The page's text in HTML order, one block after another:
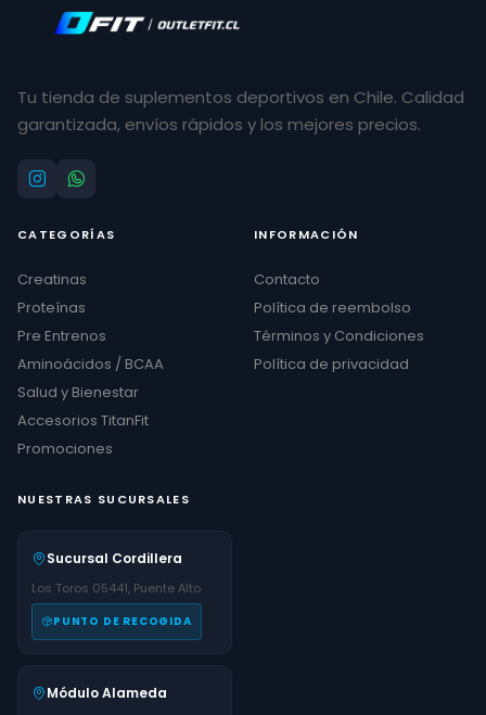
Tu tienda de suplementos deportivos en Chile. Calidad
garantizada, envíos rápidos y los mejores precios.
CATEGORÍAS
Creatinas
Proteínas
Pre Entrenos
Aminoácidos / BCAA
Salud y Bienestar
Accesorios TitanFit
Promociones
INFORMACIÓN
Contacto
Política de reembolso
Términos y Condiciones
Política de privacidad
NUESTRAS SUCURSALES
Sucursal Cordillera
Los Toros 05441, Puente Alto
PUNTO DE RECOGIDA
Módulo Alameda